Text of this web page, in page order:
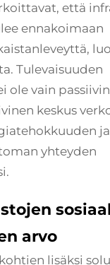
että
ennakoimaan
Tulevaisuuden
ole vain
keskus
yhteyden
arvo
lisäksi